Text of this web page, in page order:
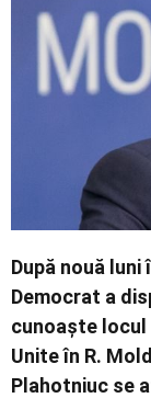
După nouă
Democrat a
cunoaște
Unite în R.
Plahotniuc se